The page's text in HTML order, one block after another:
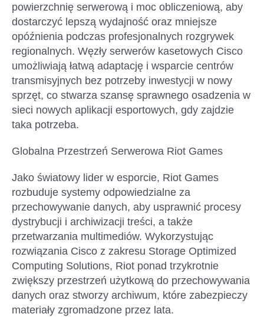
powierzchnię serwerową i moc obliczeniową, aby
dostarczyć lepszą wydajność oraz mniejsze
opóźnienia podczas profesjonalnych rozgrywek
regionalnych. Węzły serwerów kasetowych Cisco
umożliwiają łatwą adaptację i wsparcie centrów
transmisyjnych bez potrzeby inwestycji w nowy
sprzęt, co stwarza szansę sprawnego osadzenia w
sieci nowych aplikacji esportowych, gdy zajdzie
taka potrzeba.
Globalna Przestrzeń Serwerowa Riot Games
Jako światowy lider w esporcie, Riot Games
rozbuduje systemy odpowiedzialne za
przechowywanie danych, aby usprawnić procesy
dystrybucji i archiwizacji treści, a także
przetwarzania multimediów. Wykorzystując
rozwiązania Cisco z zakresu Storage Optimized
Computing Solutions, Riot ponad trzykrotnie
zwiększy przestrzeń użytkową do przechowywania
danych oraz stworzy archiwum, które zabezpieczy
materiały zgromadzone przez lata.